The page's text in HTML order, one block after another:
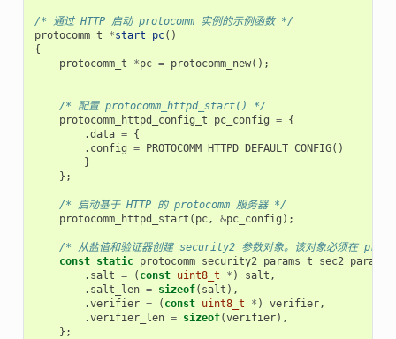
/* 通过 HTTP 启动 protocomm 实例的示例函数 */
protocomm_t
*start_pc()
{
protocomm_t
*pc = protocomm_new();
/* 配置 protocomm_httpd_start() */
protocomm_httpd_config_t
pc_config = {
.data = {
. config = PROTOCOMM_HTTPD_DEFAULT_CONFIG()
}
};
/* 启动基于 HTTP 的 protocomm 服务器 */
protocomm_httpd_start ( pc, &pc_config );
/* 从盐值和验证器创建 security2 参数对象。该对象必须在
const static protocomm_security2_params_t sec2_params
. salt = ( const uint8_t * ) salt ,
. salt_len = sizeof( salt ),
.verifier = ( const uint8_t * ) verifier,
.verifier_len = sizeof(verifier),
};